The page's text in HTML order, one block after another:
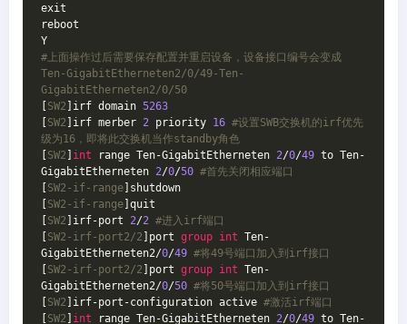
exit
reboot
#上面操作过后需要保存配置并重启设备，设备接口编号会变成
Ten-GigabitEtherneten2/0/49-Ten-
GigabitEtherneten2/0/50
[SW2 ]irf domain 5263
[SW2 ]irf merber 2 priority 16 #设置SWB交换机的irf优先
级为16，即将此交换机当作standby角色
[SW2 ] int range Ten-GigabitEtherneten 2/0/49 to Ten-
GigabitEtherneten 2/0/50 #首先关闭相应端口
[SW2-if-range]shutdown
[SW2-if-range]quit
[SW2 ]irf-port 2/2 #进入irf端口
[SW2-irf-port2/2 ]port group int Ten-
GigabitEtherneten2/0/49 #将49号端口加入到irf接口
[SW2-irf-port2/2 ]port group int Ten-
GigabitEtherneten2/0/50 #将50号端口加入到irf接口
[SW2 ]irf-port-configuration active #激活irf端口
[SW2 ] int range Ten-GigabitEtherneten 2/0/49 to Ten-